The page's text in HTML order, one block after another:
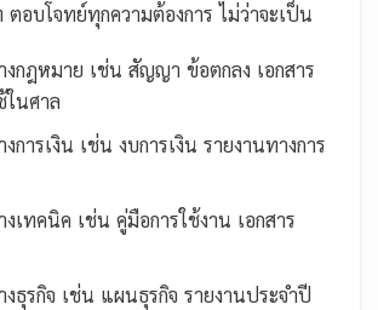
อบโจทย์ทุกความต้องการ ไม่ว่าจะเป็น
งกฎหมาย เช่น สัญญา ข้อตกลง เอกสาร
นศาล
งการเงิน เช่น งบการเงิน รายงานทางการ
งเทคนิค เช่น คู่มือการใช้งาน เอกสาร
งธุรกิจ เช่น แผนธุรกิจ รายงานประจำปี